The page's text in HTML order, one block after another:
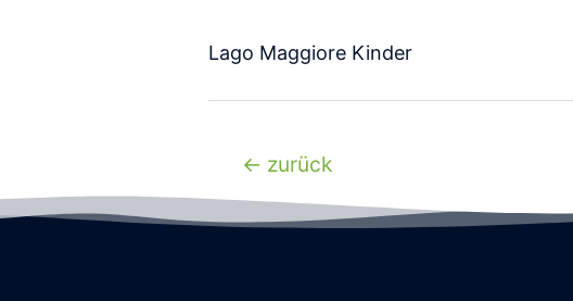
Lago Maggiore Kinder
← zurück